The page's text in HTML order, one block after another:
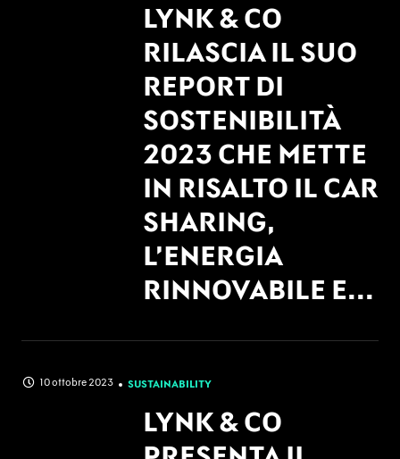
LYNK & CO
RILASCIA IL SUO
REPORT DI
SOSTENIBILITÀ
2023 CHE METTE
IN RISALTO IL CAR
SHARING,
L’ENERGIA
RINNOVABILE E...
10 ottobre 2023 SUSTAINABILITY
LYNK & CO